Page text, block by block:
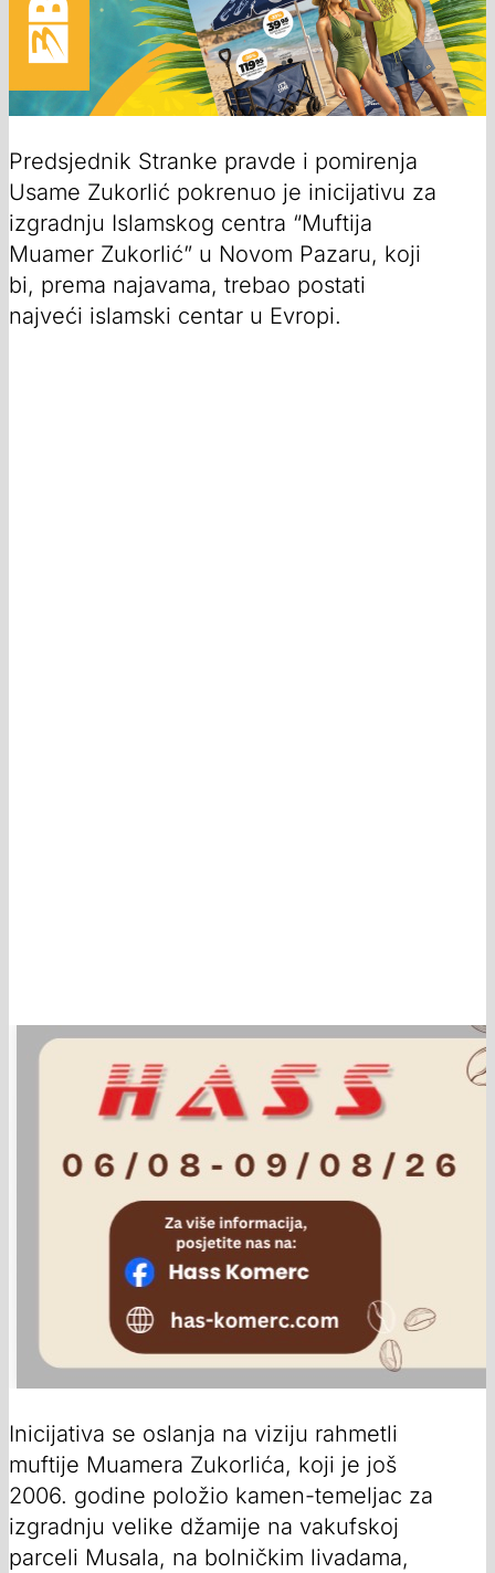
Predsjednik Stranke pravde i pomirenja
Usame Zukorlić pokrenuo je inicijativu za
izgradnju Islamskog centra “Muftija
Muamer Zukorlić” u Novom Pazaru, koji
bi, prema najavama, trebao postati
najveći islamski centar u Evropi.
Inicijativa se oslanja na viziju rahmetli
muftije Muamera Zukorlića, koji je još
2006. godine položio kamen-temeljac za
izgradnju velike džamije na vakufskoj
parceli Musala, na bolničkim livadama,